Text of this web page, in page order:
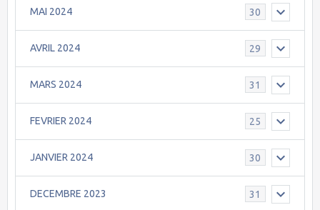
MAI 2024 30
AVRIL 2024 29
MARS 2024 31
FEVRIER 2024 25
JANVIER 2024 30
DECEMBRE 2023 31